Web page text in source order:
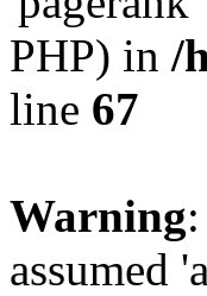
PHP) in /
line 67
Warning
assumed